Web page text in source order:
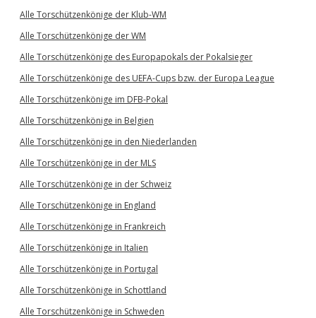
Alle Torschützenkönige der Klub-WM
Alle Torschützenkönige der WM
Alle Torschützenkönige des Europapokals der Pokalsieger
Alle Torschützenkönige des UEFA-Cups bzw. der Europa League
Alle Torschützenkönige im DFB-Pokal
Alle Torschützenkönige in Belgien
Alle Torschützenkönige in den Niederlanden
Alle Torschützenkönige in der MLS
Alle Torschützenkönige in der Schweiz
Alle Torschützenkönige in England
Alle Torschützenkönige in Frankreich
Alle Torschützenkönige in Italien
Alle Torschützenkönige in Portugal
Alle Torschützenkönige in Schottland
Alle Torschützenkönige in Schweden